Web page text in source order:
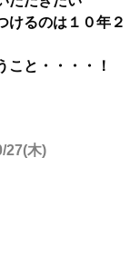
けるのは１０年２
こと・・・・！
27(木)